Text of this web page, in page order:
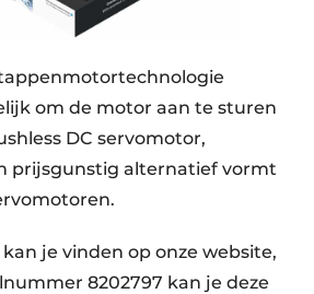
om de motor aan te sturen
DC servomotor,
prijsgunstig alternatief vormt
je vinden op onze website,
8202797 kan je deze